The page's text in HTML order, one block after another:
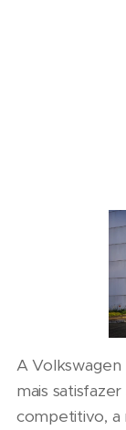
A Volkswagen
mais
competitivo, a